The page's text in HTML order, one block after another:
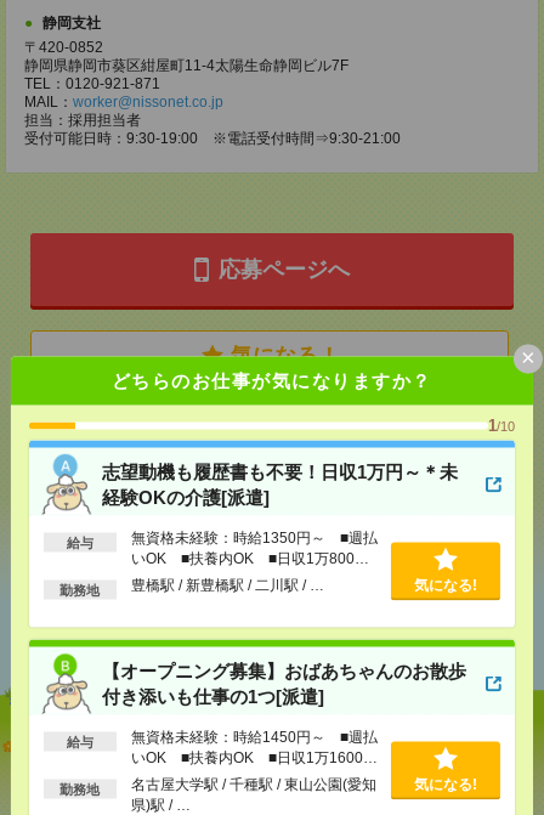
どちらのお仕事が気になりますか？
1/10
志望動機も履歴書も不要！日収1万円～＊未
経験OKの介護[派遣]
給与
無資格未経験：時給1350円～ ■週払
いOK ■扶養内OK ■日収1万800円
以上
勤務地 豊橋駅 / 新豊橋駅 / 二川駅 / … 気になる!
【オープニング募集】おばあちゃんのお散歩
付き添いも仕事の1つ[派遣]
給与
無資格未経験：時給1450円～ ■週払
いOK ■扶養内OK ■日収1万1600円
以上
勤務地
名古屋大学駅 / 千種駅 / 東山公園(愛知
県)駅 / …
気になる!
×
静岡支社
〒420-0852
静岡県静岡市葵区紺屋町11-4太陽生命静岡ビル7F
TEL：0120-921-871
MAIL： worker@nissonet.co.jp
担当：採用担当者
受付可能日時：9:30-19:00 ※電話受付時間⇒9:30-21:00
応募ページへ
気になる！
メールで送る LINEで送る
シェア
おすすめ
志望動機も履歴書も不要！日収1万円～＊未経験OK
の介護[派遣]
無資格未経験：時給1350円～ ■週払い